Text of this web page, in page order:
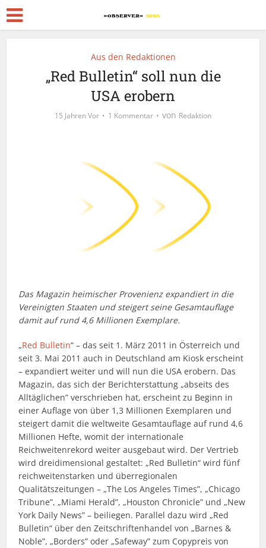
Aus den Redaktionen
„Red Bulletin“ soll nun die
USA erobern
15 Jahren Vor 1 Kommentar von Redaktion
Das Magazin heimischer Provenienz expandiert in die
Vereinigten Staaten und steigert seine Gesamtauflage
damit auf rund 4,6 Millionen Exemplare.
„Red Bulletin“ – das seit 1. März 2011 in Österreich und
seit 3. Mai 2011 auch in Deutschland am Kiosk erscheint
– expandiert weiter und will nun die USA erobern. Das
Magazin, das sich der Berichterstattung „abseits des
Alltäglichen” verschrieben hat, erscheint zu Beginn in
einer Auflage von über 1,3 Millionen Exemplaren und
steigert damit die weltweite Gesamtauflage auf rund 4,6
Millionen Hefte, womit der internationale
Reichweitenrekord weiter ausgebaut wird. Der Vertrieb
wird dreidimensional gestaltet: „Red Bulletin“ wird fünf
reichweitenstarken und überregionalen
Qualitätszeitungen – „The Los Angeles Times”, „Chicago
Tribune”, „Miami Herald”, „Houston Chronicle” und „New
York Daily News” – beiliegen. Parallel dazu wird „Red
Bulletin“ über den Zeitschriftenhandel von „Barnes &
Noble”, „Borders” oder „Safeway” zum Copypreis von